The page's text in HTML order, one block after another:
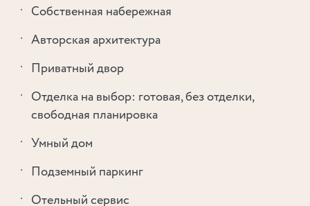
Собственная набережная
Авторская архитектура
Приватный двор
Отделка на выбор: готовая, без отделки,
свободная планировка
Умный дом
Подземный паркинг
Отельный сервиc